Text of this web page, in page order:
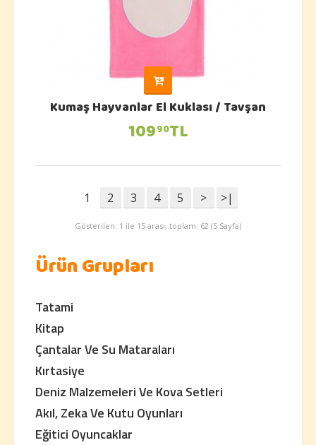
Kumaş Hayvanlar El Kuklası / Tavşan
10990TL
1 2 3 4 5 > >|
Gösterilen: 1 ile 15 arası, toplam: 62 (5 Sayfa)
Ürün Grupları
Tatami
Kitap
Çantalar Ve Su Mataraları
Kırtasiye
Deniz Malzemeleri Ve Kova Setleri
Akıl, Zeka Ve Kutu Oyunları
Eğitici Oyuncaklar